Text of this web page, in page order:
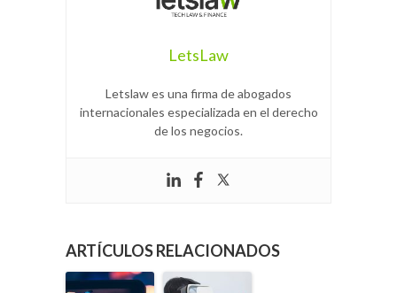
LetsLaw
Letslaw es una firma de abogados
internacionales especializada en el derecho
de los negocios.
ARTÍCULOS RELACIONADOS